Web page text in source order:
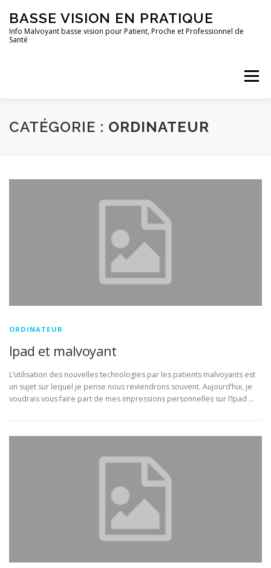
contenu
BASSE VISION EN PRATIQUE
Info Malvoyant basse vision pour Patient, Proche et Professionnel de
Santé
Menu
ACCUEIL QUI SUIS-JE ? TOUS LES ARTICLES
CATÉGORIE : ORDINATEUR
ORDINATEUR
Ipad et malvoyant
L’utilisation des nouvelles technologies par les patients malvoyants est
un sujet sur lequel je pense nous reviendrons souvent. Aujourd’hui, je
voudrais vous faire part de mes impressions personnelles sur l’Ipad …